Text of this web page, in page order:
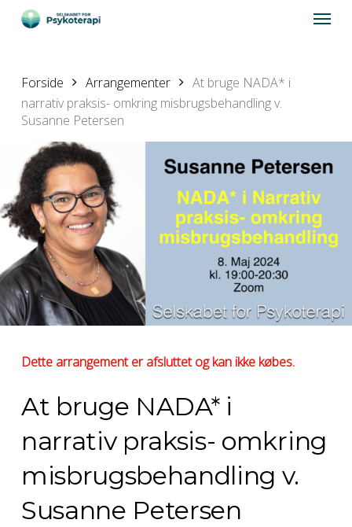
Menu
Forside Arrangementer
At bruge NADA* i
narrativ praksis- omkring misbrugsbehandling v.
Susanne Petersen
Dette arrangement er afsluttet og kan ikke købes.
At bruge NADA* i
narrativ praksis- omkring
misbrugsbehandling v.
Susanne Petersen